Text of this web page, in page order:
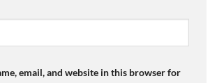
email, and website in this browser for